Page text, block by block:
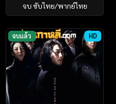
จบ ซับไทย/พากย์ไทย
จบแล้ว HD